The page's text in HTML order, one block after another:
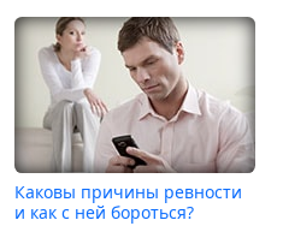
Каковы причины ревности
и как с ней бороться?